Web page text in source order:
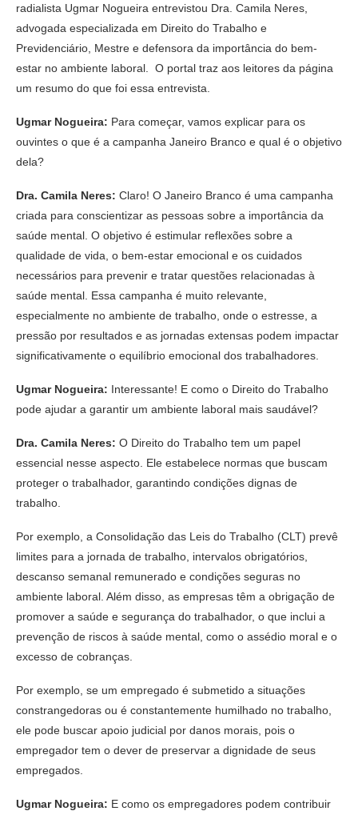
radialista Ugmar Nogueira entrevistou Dra. Camila Neres,
advogada especializada em Direito do Trabalho e
Previdenciário, Mestre e defensora da importância do bem-
estar no ambiente laboral. O portal traz aos leitores da página
um resumo do que foi essa entrevista.
Ugmar Nogueira: Para começar, vamos explicar para os
ouvintes o que é a campanha Janeiro Branco e qual é o objetivo
dela?
Dra. Camila Neres: Claro! O Janeiro Branco é uma campanha
criada para conscientizar as pessoas sobre a importância da
saúde mental. O objetivo é estimular reflexões sobre a
qualidade de vida, o bem-estar emocional e os cuidados
necessários para prevenir e tratar questões relacionadas à
saúde mental. Essa campanha é muito relevante,
especialmente no ambiente de trabalho, onde o estresse, a
pressão por resultados e as jornadas extensas podem impactar
significativamente o equilíbrio emocional dos trabalhadores.
Ugmar Nogueira: Interessante! E como o Direito do Trabalho
pode ajudar a garantir um ambiente laboral mais saudável?
Dra. Camila Neres: O Direito do Trabalho tem um papel
essencial nesse aspecto. Ele estabelece normas que buscam
proteger o trabalhador, garantindo condições dignas de
trabalho.
Por exemplo, a Consolidação das Leis do Trabalho (CLT) prevê
limites para a jornada de trabalho, intervalos obrigatórios,
descanso semanal remunerado e condições seguras no
ambiente laboral. Além disso, as empresas têm a obrigação de
promover a saúde e segurança do trabalhador, o que inclui a
prevenção de riscos à saúde mental, como o assédio moral e o
excesso de cobranças.
Por exemplo, se um empregado é submetido a situações
constrangedoras ou é constantemente humilhado no trabalho,
ele pode buscar apoio judicial por danos morais, pois o
empregador tem o dever de preservar a dignidade de seus
empregados.
Ugmar Nogueira: E como os empregadores podem contribuir